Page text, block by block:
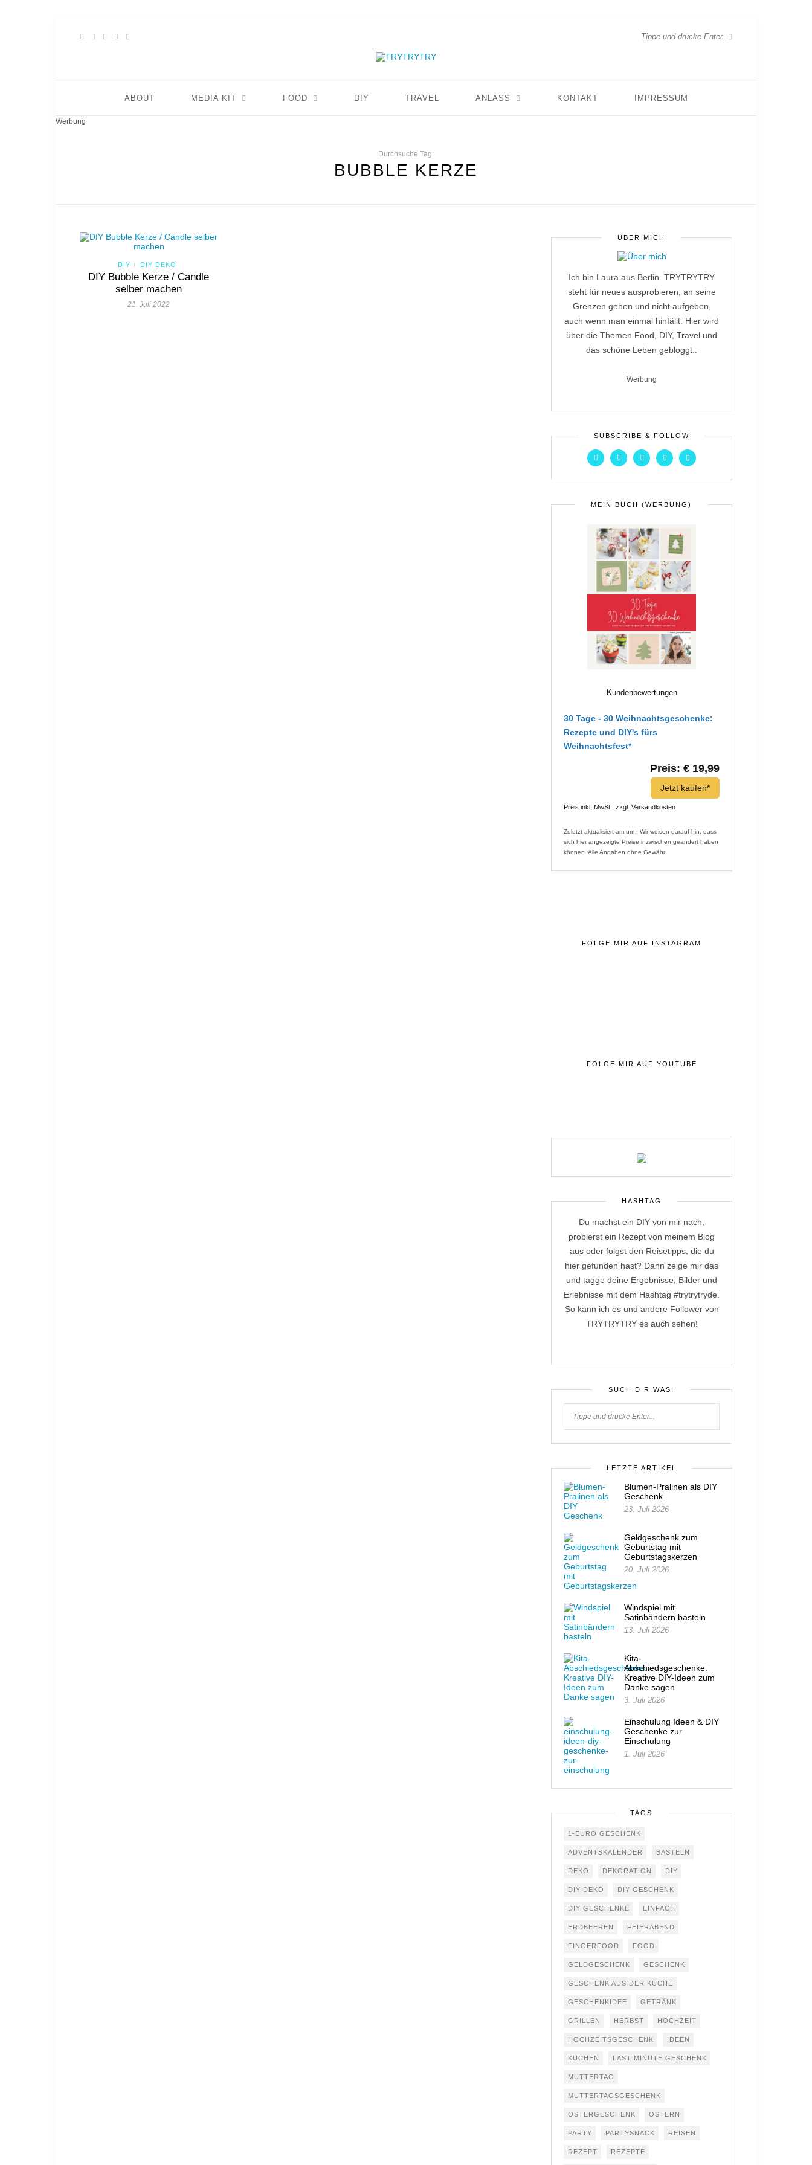
ABOUT MEDIA KIT FOOD DIY TRAVEL ANLASS KONTAKT IMPRESSUM
Werbung
Durchsuche Tag:
BUBBLE KERZE
DIY / DIY DEKO
DIY Bubble Kerze / Candle
selber machen
21. Juli 2022
ÜBER MICH
Ich bin Laura aus Berlin. TRYTRYTRY
steht für neues ausprobieren, an seine
Grenzen gehen und nicht aufgeben,
auch wenn man einmal hinfällt. Hier wird
über die Themen Food, DIY, Travel und
das schöne Leben gebloggt..
Werbung
SUBSCRIBE & FOLLOW
MEIN BUCH (WERBUNG)
Kundenbewertungen
30 Tage - 30 Weihnachtsgeschenke:
Rezepte und DIY's fürs
Weihnachtsfest*
Preis: € 19,99
Jetzt kaufen*
Preis inkl. MwSt., zzgl. Versandkosten
Zuletzt aktualisiert am um . Wir weisen darauf hin, dass
sich hier angezeigte Preise inzwischen geändert haben
können. Alle Angaben ohne Gewähr.
FOLGE MIR AUF INSTAGRAM
FOLGE MIR AUF YOUTUBE
HASHTAG
Du machst ein DIY von mir nach,
probierst ein Rezept von meinem Blog
aus oder folgst den Reisetipps, die du
hier gefunden hast? Dann zeige mir das
und tagge deine Ergebnisse, Bilder und
Erlebnisse mit dem Hashtag #trytrytryde.
So kann ich es und andere Follower von
TRYTRYTRY es auch sehen!
SUCH DIR WAS!
LETZTE ARTIKEL
Blumen-Pralinen als DIY
Geschenk
23. Juli 2026
Geldgeschenk zum
Geburtstag mit
Geburtstagskerzen
20. Juli 2026
Windspiel mit
Satinbändern basteln
13. Juli 2026
Kita-
Abschiedsgeschenke:
Kreative DIY-Ideen zum
Danke sagen
3. Juli 2026
Einschulung Ideen & DIY
Geschenke zur
Einschulung
1. Juli 2026
TAGS
1-EURO GESCHENK
ADVENTSKALENDER BASTELN
DEKO DEKORATION DIY
DIY DEKO DIY GESCHENK
DIY GESCHENKE EINFACH
ERDBEEREN FEIERABEND
FINGERFOOD FOOD
GELDGESCHENK GESCHENK
GESCHENK AUS DER KÜCHE
GESCHENKIDEE GETRÄNK
GRILLEN HERBST HOCHZEIT
HOCHZEITSGESCHENK IDEEN
KUCHEN LAST MINUTE GESCHENK
MUTTERTAG
MUTTERTAGSGESCHENK
OSTERGESCHENK OSTERN
PARTY PARTYSNACK REISEN
REZEPT REZEPTE